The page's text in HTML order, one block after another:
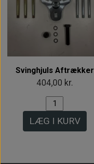
Svinghjuls Aftrækker
404,00 kr.
LÆG I KURV